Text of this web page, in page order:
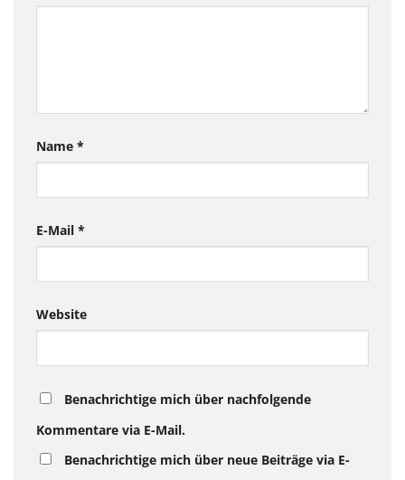
Name *
E-Mail *
Website
Benachrichtige mich über nachfolgende
Kommentare via E-Mail.
Benachrichtige mich über neue Beiträge via E-